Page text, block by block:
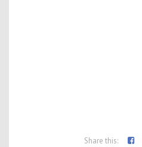
Share this: